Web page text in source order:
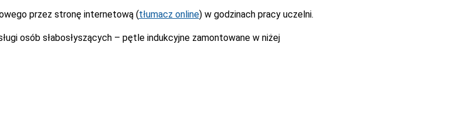
przez stronę internetową (tłumacz online) w godzinach pracy uczelni.
osób słabosłyszących – pętle indukcyjne zamontowane w niżej